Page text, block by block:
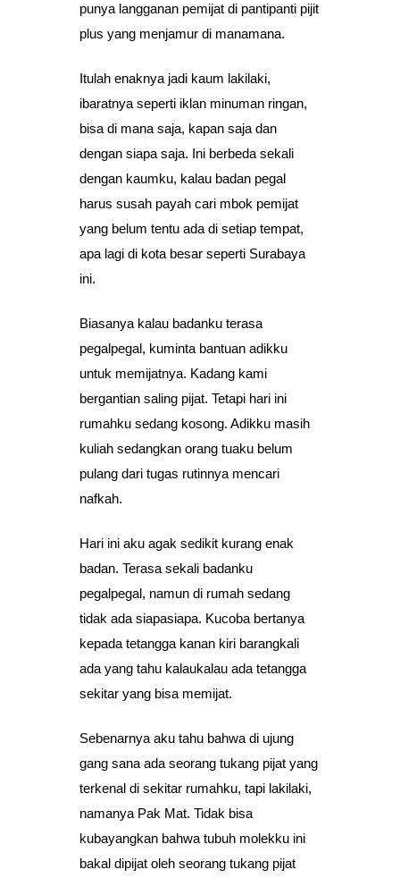
punya langganan pemijat di pantipanti pijit
plus yang menjamur di manamana.
Itulah enaknya jadi kaum lakilaki,
ibaratnya seperti iklan minuman ringan,
bisa di mana saja, kapan saja dan
dengan siapa saja. Ini berbeda sekali
dengan kaumku, kalau badan pegal
harus susah payah cari mbok pemijat
yang belum tentu ada di setiap tempat,
apa lagi di kota besar seperti Surabaya
ini.
Biasanya kalau badanku terasa
pegalpegal, kuminta bantuan adikku
untuk memijatnya. Kadang kami
bergantian saling pijat. Tetapi hari ini
rumahku sedang kosong. Adikku masih
kuliah sedangkan orang tuaku belum
pulang dari tugas rutinnya mencari
nafkah.
Hari ini aku agak sedikit kurang enak
badan. Terasa sekali badanku
pegalpegal, namun di rumah sedang
tidak ada siapasiapa. Kucoba bertanya
kepada tetangga kanan kiri barangkali
ada yang tahu kalaukalau ada tetangga
sekitar yang bisa memijat.
Sebenarnya aku tahu bahwa di ujung
gang sana ada seorang tukang pijat yang
terkenal di sekitar rumahku, tapi lakilaki,
namanya Pak Mat. Tidak bisa
kubayangkan bahwa tubuh molekku ini
bakal dipijat oleh seorang tukang pijat